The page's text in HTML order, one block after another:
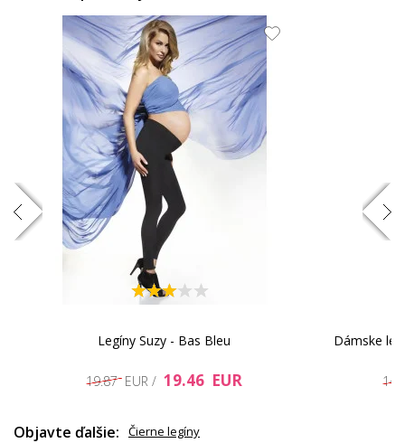
29.42 EUR
Legíny Suzy - Bas Bleu
19.87 EUR /19.46 EUR
Dámske
Objavte ďalšie: Čierne legíny